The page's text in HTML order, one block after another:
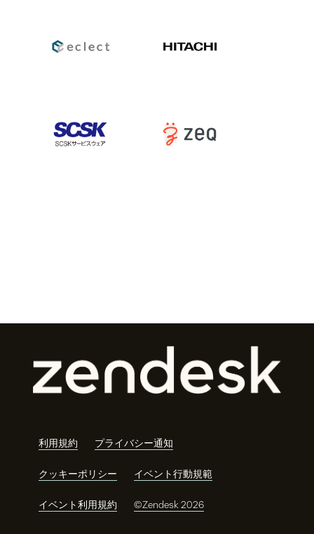
利用規約 プライバシー通知
クッキーポリシー イベント行動規範
イベント利用規約 ©Zendesk 2026